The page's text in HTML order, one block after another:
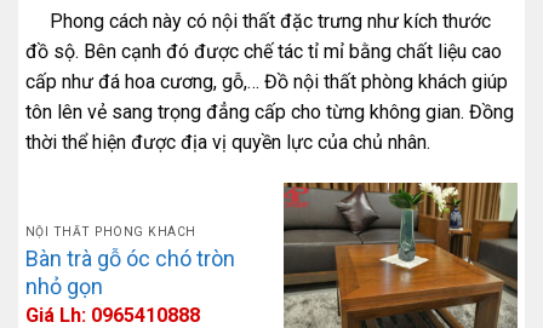
Phong cách này có nội thất đặc trưng như kích thước
đồ sộ. Bên cạnh đó được chế tác tỉ mỉ bằng chất liệu cao
cấp như đá hoa cương, gỗ,… Đồ nội thất phòng khách giúp
tôn lên vẻ sang trọng đẳng cấp cho từng không gian. Đồng
thời thể hiện được địa vị quyền lực của chủ nhân.
NỘI THẤT PHÒNG KHÁCH
Bàn trà gỗ óc chó tròn
nhỏ gọn
Giá Lh: 0965410888